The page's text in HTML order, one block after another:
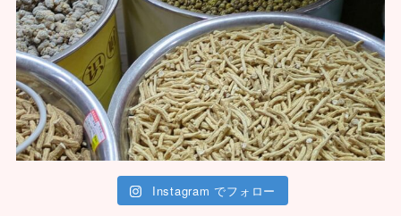
Instagram でフォロー